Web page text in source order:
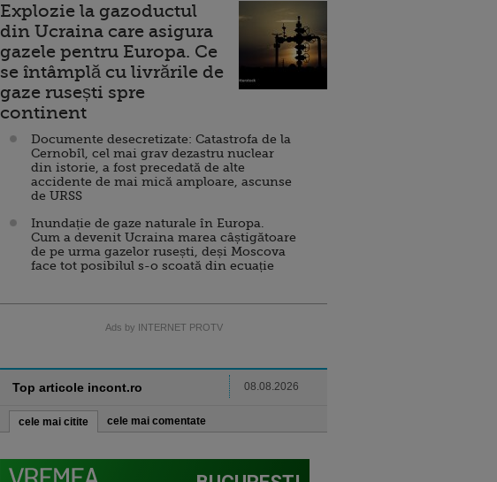
Explozie la gazoductul
din Ucraina care asigura
gazele pentru Europa. Ce
se întâmplă cu livrările de
gaze rusești spre
continent
Documente desecretizate: Catastrofa de la
Cernobîl, cel mai grav dezastru nuclear
din istorie, a fost precedată de alte
accidente de mai mică amploare, ascunse
de URSS
Inundație de gaze naturale în Europa.
Cum a devenit Ucraina marea câștigătoare
de pe urma gazelor rusești, deși Moscova
face tot posibilul s-o scoată din ecuație
Ads by INTERNET PROTV
Top articole incont.ro 08.08.2026
cele mai citite cele mai comentate